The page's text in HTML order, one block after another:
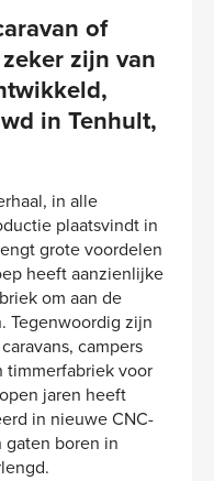
of
zijn van
in Tenhult,
in alle
plaatsvindt in
grote voordelen
heeft aanzienlijke
om aan de
Tegenwoordig zijn
campers
timmerfabriek voor
jaren heeft
in nieuwe CNC-
gaten boren in